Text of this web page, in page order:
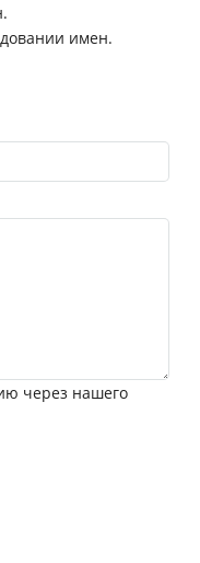
имен.
через нашего